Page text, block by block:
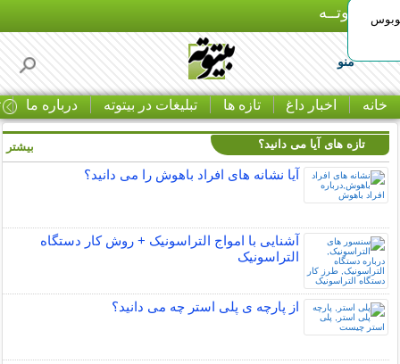
بـیتوتــه
منو
خانه اخبار داغ تازه ها تبلیغات در بیتوته درباره ما
تازه های آیا می دانید؟
آیا نشانه های افراد باهوش را می دانید؟
آشنایی با امواج التراسونیک + روش کار دستگاه
التراسونیک
از پارچه ی پلی استر چه می دانید؟
بیشتر